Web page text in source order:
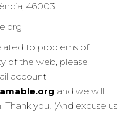
46003
to problems of
of the web, please,
account
and we will
you! (And excuse us,